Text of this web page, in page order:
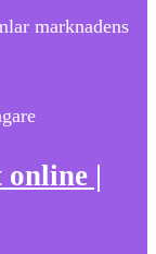
marknadens
|